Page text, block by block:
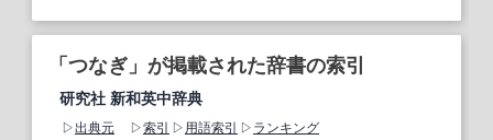
「つなぎ」が掲載された辞書の索引
研究社 新和英中辞典
出典元 索引 用語索引
ランキング